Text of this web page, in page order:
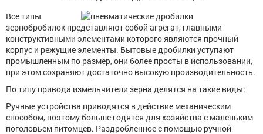
Все типы
зернобробилок представляют собой агрегат, главными
конструктивными элементами которого являются прочный
корпус и режущие элементы. Бытовые дробилки уступают
промышленным по размер, они более просты в использовании,
при этом сохраняют достаточно высокую производительность.
По типу привода измельчители зерна делятся на такие виды:
Ручные устройства приводятся в действие механическим
способом, поэтому больше годятся для хозяйства с маленьким
поголовьем питомцев. Раздробленное с помощью ручной